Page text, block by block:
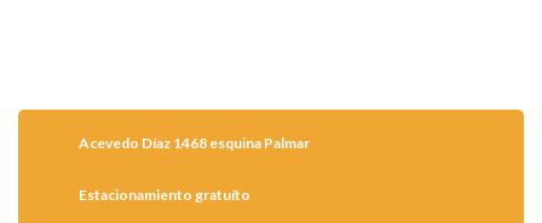
Acevedo Díaz 1468 esquina Palmar
Estacionamiento gratuíto